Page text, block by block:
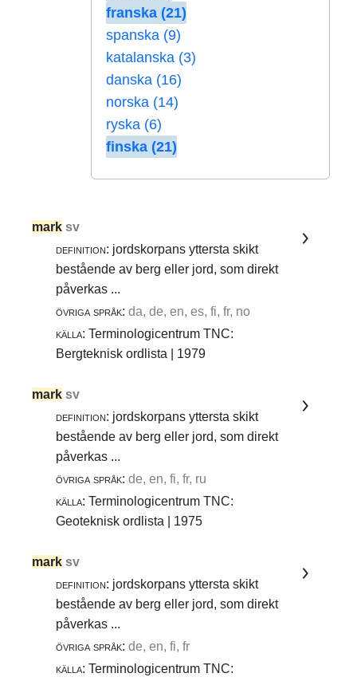
franska (21)
spanska (9)
katalanska (3)
danska (16)
norska (14)
ryska (6)
finska (21)
mark sv
definition: jordskorpans yttersta skikt
bestående av berg eller jord, som direkt
påverkas ...
övriga språk: da, de, en, es, fi, fr, no
källa: Terminologicentrum TNC:
Bergteknisk ordlista | 1979
mark sv
definition: jordskorpans yttersta skikt
bestående av berg eller jord, som direkt
påverkas ...
övriga språk: de, en, fi, fr, ru
källa: Terminologicentrum TNC:
Geoteknisk ordlista | 1975
mark sv
definition: jordskorpans yttersta skikt
bestående av berg eller jord, som direkt
påverkas ...
övriga språk: de, en, fi, fr
källa: Terminologicentrum TNC: